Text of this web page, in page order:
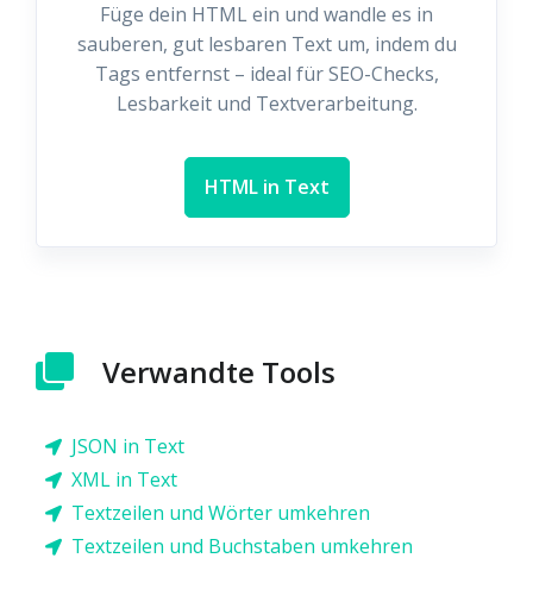
Füge dein HTML ein und wandle es in
sauberen, gut lesbaren Text um, indem du
Tags entfernst – ideal für SEO-Checks,
Lesbarkeit und Textverarbeitung.
HTML in Text
Verwandte Tools
JSON in Text
XML in Text
Textzeilen und Wörter umkehren
Textzeilen und Buchstaben umkehren